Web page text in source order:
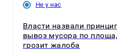
Не у нас
Власти назвали
вывоз мусора по
грозит жалоба